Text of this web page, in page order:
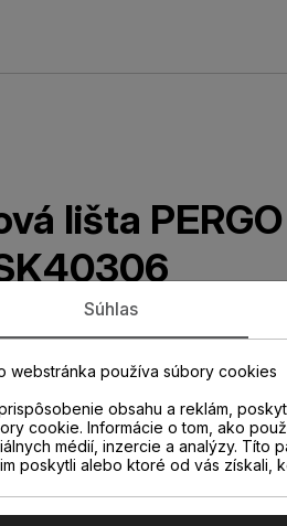
lišta
parketová lišta v dekore
lišta je vybavená
Incizo®, vďaka ktorej
lišty s výškou 58 mm sa vytvorí
Súhlas
webstránka používa súbory cookies
obsahu a reklám,
cookie. Informácie o tom, ako
médií, inzercie a analýzy. Títo
poskytli alebo ktoré od vás získali,